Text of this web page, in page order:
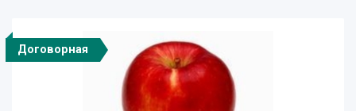
Договорная